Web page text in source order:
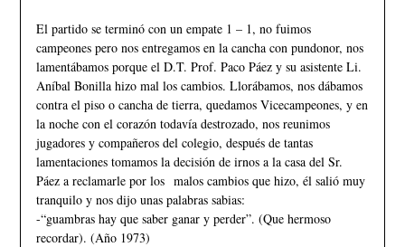
El partido se terminó con un empate 1 – 1, no fuimos
campeones pero nos entregamos en la cancha con pundonor, nos
lamentábamos porque el D.T. Prof. Paco Páez y su asistente Li.
Aníbal Bonilla hizo mal los cambios. Llorábamos, nos dábamos
contra el piso o cancha de tierra, quedamos Vicecampeones, y en
la noche con el corazón todavía destrozado, nos reunimos
jugadores y compañeros del colegio, después de tantas
lamentaciones tomamos la decisión de irnos a la casa del Sr.
Páez a reclamarle por los malos cambios que hizo, él salió muy
tranquilo y nos dijo unas palabras sabias:
-“guambras hay que saber ganar y perder”. (Que hermoso
recordar). (Año 1973)